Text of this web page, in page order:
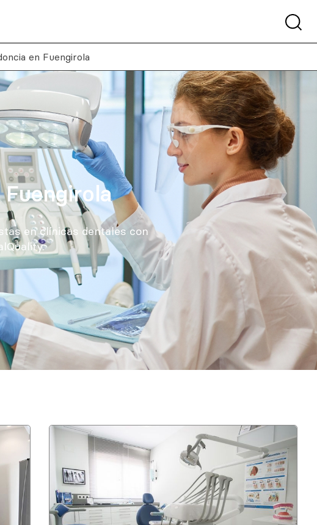
en Fuengirola
en clínicas dentales con